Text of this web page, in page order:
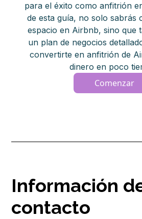
para el éxito como anfitrión
de esta guía, no solo sabrás
espacio en Airbnb, sino que
un plan de negocios
convertirte en anfitrión de
dinero en poco
Comenzar
Información
contacto